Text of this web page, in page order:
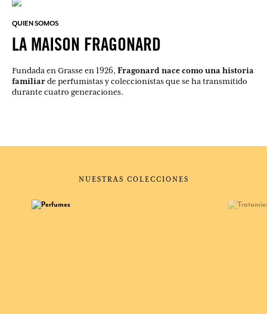
QUIEN SOMOS
LA MAISON FRAGONARD
Fundada en Grasse en 1926, Fragonard nace como una historia
familiarde perfumistas y coleccionistas que se ha transmitido
durante cuatro generaciones.
NUESTRAS COLECCIONES